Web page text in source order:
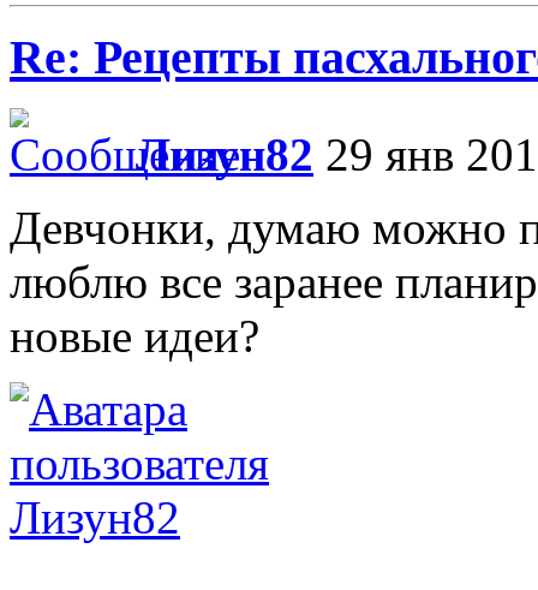
Re: Рецепты
Лизун82 29 янв
Девчонки, думаю можно
люблю все заранее
новые идеи?
Лизун82